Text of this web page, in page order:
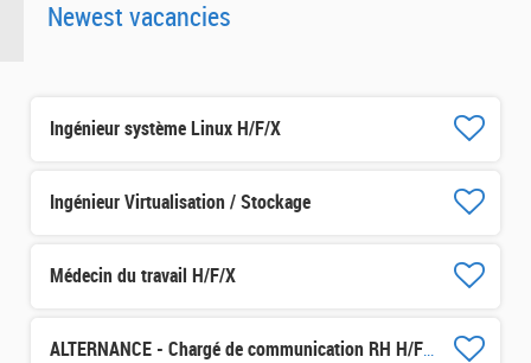
Newest vacancies
Ingénieur système Linux H/F/X
Ingénieur Virtualisation / Stockage
Médecin du travail H/F/X
ALTERNANCE - Chargé de communication RH H/F/X